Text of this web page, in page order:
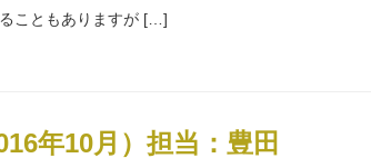
こともありますが […]
年10月）担当：豊田